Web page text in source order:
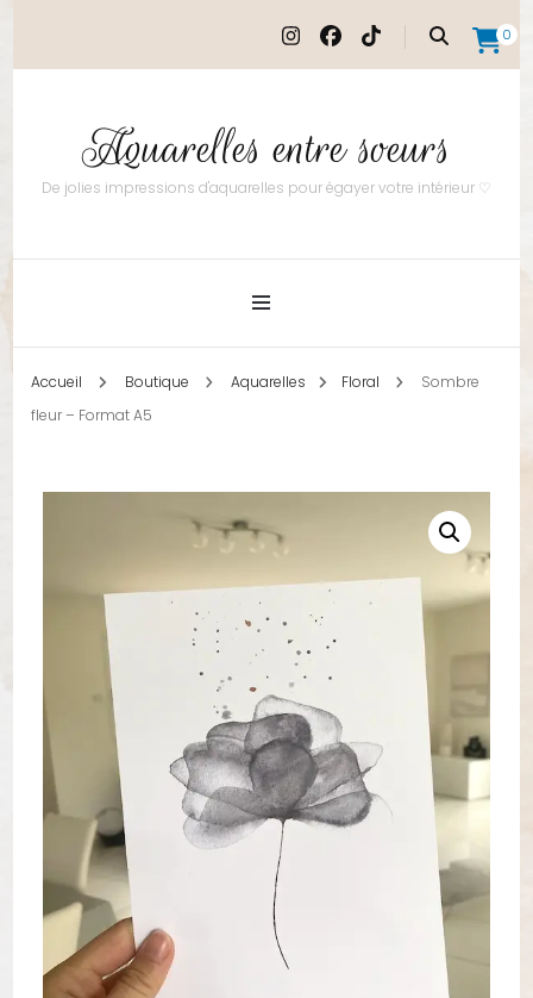
0
Aquarelles entre soeurs
De jolies impressions d'aquarelles pour égayer votre intérieur ♡
Accueil Boutique Aquarelles Floral
Sombre
fleur – Format A5